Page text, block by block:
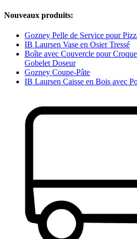
Nouveaux produits:
Gozney Pelle de Service pour
IB Laursen Vase en Osier Tressé
Boîte avec Couvercle pour
Gobelet Doseur
Gozney Coupe-Pâte
IB Laursen Caisse en Bois avec